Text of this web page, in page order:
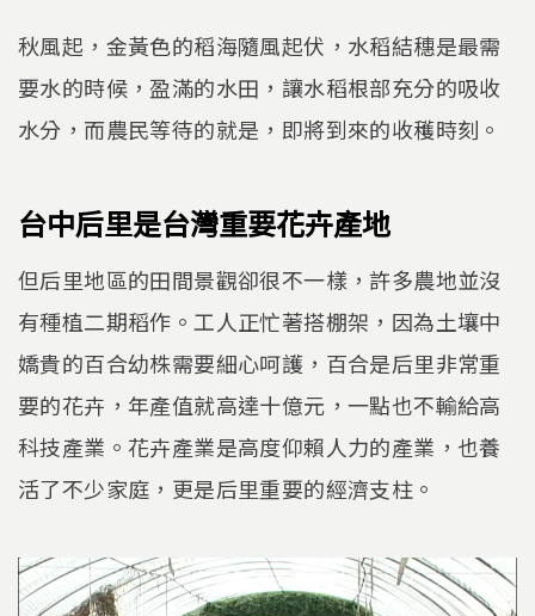
秋風起，金黃色的稻海隨風起伏，水稻結穗是最需
要水的時候，盈滿的水田，讓水稻根部充分的吸收
水分，而農民等待的就是，即將到來的收穫時刻。
台中后里是台灣重要花卉產地
但后里地區的田間景觀卻很不一樣，許多農地並沒
有種植二期稻作。工人正忙著搭棚架，因為土壤中
嬌貴的百合幼株需要細心呵護，百合是后里非常重
要的花卉，年產值就高達十億元，一點也不輸給高
科技產業。花卉產業是高度仰賴人力的產業，也養
活了不少家庭，更是后里重要的經濟支柱。